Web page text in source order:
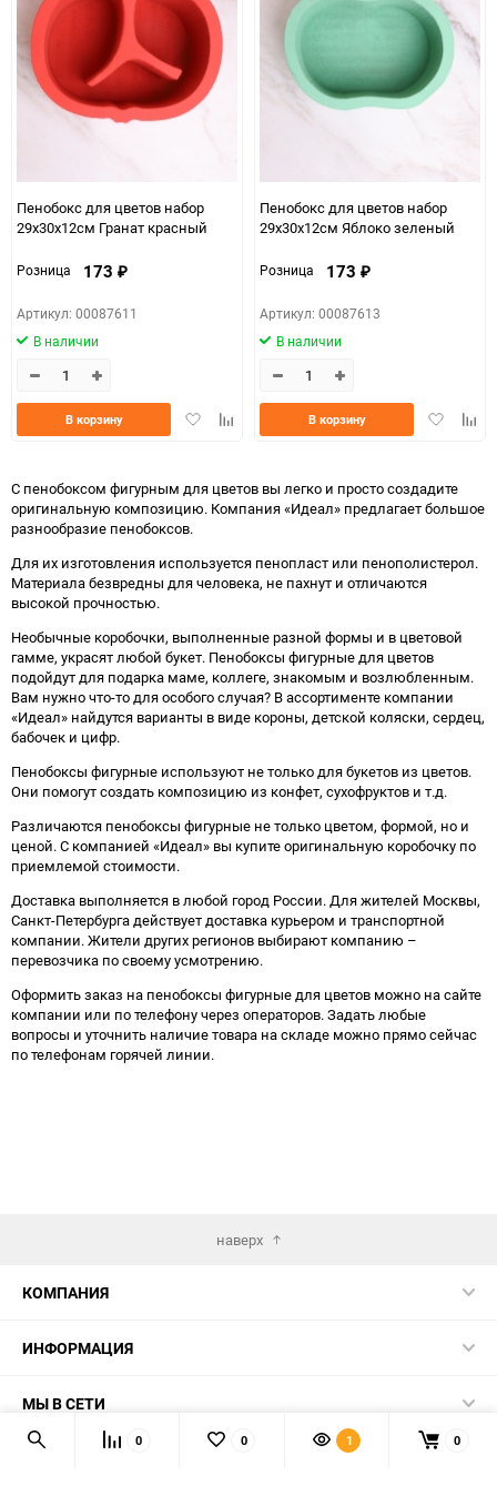
Пенобокс для цветов набор
29х30х12см Гранат красный
Розница 173 ₽
Артикул: 00087611
В наличии
ДобавитьДобавить
В корзину
Пенобокс для цветов набор
29х30х12см Яблоко зеленый
Розница 173 ₽
Артикул: 00087613
В наличии
Добавить
В корзину
С пенобоксом фигурным для цветов вы легко и просто создадите
оригинальную композицию. Компания «Идеал» предлагает большое
разнообразие пенобоксов.
Для их изготовления используется пенопласт или пенополистерол.
Материала безвредны для человека, не пахнут и отличаются
высокой прочностью.
Необычные коробочки, выполненные разной формы и в цветовой
гамме, украсят любой букет. Пенобоксы фигурные для цветов
подойдут для подарка маме, коллеге, знакомым и возлюбленным.
Вам нужно что-то для особого случая? В ассортименте компании
«Идеал» найдутся варианты в виде короны, детской коляски, сердец,
бабочек и цифр.
Пенобоксы фигурные используют не только для букетов из цветов.
Они помогут создать композицию из конфет, сухофруктов и т.д.
Различаются пенобоксы фигурные не только цветом, формой, но и
ценой. С компанией «Идеал» вы купите оригинальную коробочку по
приемлемой стоимости.
Доставка выполняется в любой город России. Для жителей Москвы,
Санкт-Петербурга действует доставка курьером и транспортной
компании. Жители других регионов выбирают компанию –
перевозчика по своему усмотрению.
Оформить заказ на пенобоксы фигурные для цветов можно на сайте
компании или по телефону через операторов. Задать любые
вопросы и уточнить наличие товара на складе можно прямо сейчас
по телефонам горячей линии.
наверх
КОМПАНИЯ
ИНФОРМАЦИЯ
МЫ В СЕТИ
0 0 1 0